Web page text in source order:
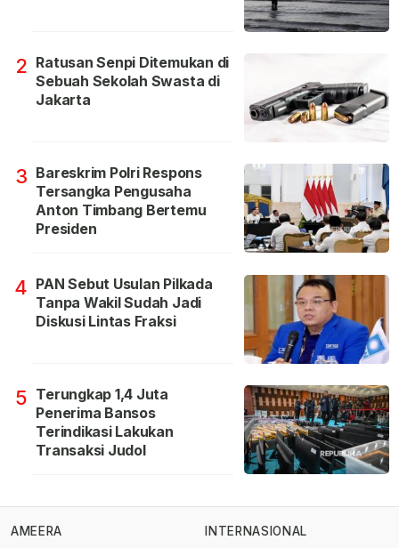
2 Ratusan Senpi Ditemukan di
Sebuah Sekolah Swasta di
Jakarta
3 Bareskrim Polri Respons
Tersangka Pengusaha
Anton Timbang Bertemu
Presiden
4 PAN Sebut Usulan Pilkada
Tanpa Wakil Sudah Jadi
Diskusi Lintas Fraksi
5 Terungkap 1,4 Juta
Penerima Bansos
Terindikasi Lakukan
Transaksi Judol
AMEERA
INTERNASIONAL